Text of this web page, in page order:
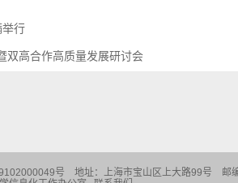
行
双高合作高质量发展研讨会
号 地址： 上海市宝山区上大路99号 邮